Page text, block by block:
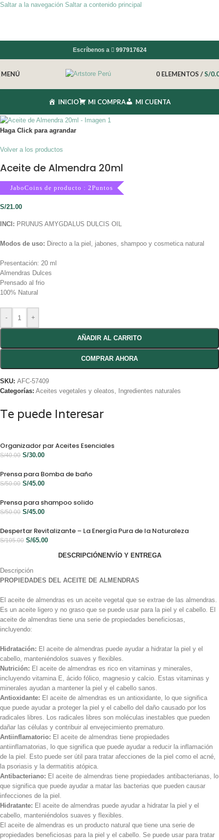
Saltar a la navegación Saltar a contenido principal
Escríbenos a 997917624
MENÚ 0 ELEMENTOS /S/
INICIO MI COMPRA MI CUENTA
Haga Click para agrandar
Volver a los productos
Aceite de Almendra 20ml
JaboCoins de producto : 2Puntos
S/21.00
INCI: PRUNUS AMYGDALUS DULCIS OIL
Modos de uso: Directo a la piel, jabones, shampoo y cosmetica natural
Presentación: 20 ml
Almendras Dulces
Prensado al frio
100% Natural
- +
AÑADIR AL CARRITO
COMPRAR AHORA
SKU: AFC-57409
Categorías: Aceites vegetales y oleatos Ingredientes naturales
Te puede Interesar
Organizador par Aceites Esenciales
S/40.00 S/30.00
Prensa para Bomba de baño
S/50.00 S/45.00
Prensa para shampoo solido
S/50.00 S/45.00
Despertar Revitalizante – La Energía Pura de la Naturaleza
S/105.00 S/65.00
DESCRIPCIÓNENVÍO Y ENTREGA
Descripción
PROPIEDADES DEL ACEITE DE ALMENDRAS
El aceite de almendras es un aceite vegetal que se extrae de las almendras.
Es un aceite ligero y no graso que se puede usar para la piel y el cabello. El
aceite de almendras tiene una serie de propiedades beneficiosas,
incluyendo:
Hidratación: El aceite de almendras puede ayudar a hidratar la piel y el
cabello, manteniéndolos suaves y flexibles.
Nutrición: El aceite de almendras es rico en vitaminas y minerales,
incluyendo vitamina E, ácido fólico, magnesio y calcio. Estas vitaminas y
minerales ayudan a mantener la piel y el cabello sanos.
Antioxidante: El aceite de almendras es un antioxidante, lo que significa
que puede ayudar a proteger la piel y el cabello del daño causado por los
radicales libres. Los radicales libres son moléculas inestables que pueden
dañar las células y contribuir al envejecimiento prematuro.
Antiinflamatorio: El aceite de almendras tiene propiedades
antiinflamatorias, lo que significa que puede ayudar a reducir la inflamación
de la piel. Esto puede ser útil para tratar afecciones de la piel como el acné,
la psoriasis y la dermatitis atópica.
Antibacteriano: El aceite de almendras tiene propiedades antibacterianas, lo
que significa que puede ayudar a matar las bacterias que pueden causar
infecciones de la piel.
Hidratante: El aceite de almendras puede ayudar a hidratar la piel y el
cabello, manteniéndolos suaves y flexibles.
El aceite de almendras es un producto natural que tiene una serie de
propiedades beneficiosas para la piel y el cabello. Se puede usar para tratar